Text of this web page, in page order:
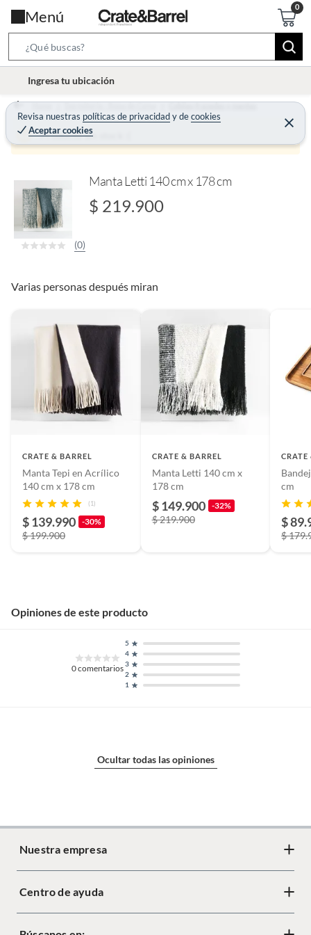
Menú
e
r
c
B
r
t
Ingresa tu ubicación
Revisa nuestras políticas de privacidadydecookies
Aceptar cookies
C
e
r
Home Dormitorio - Ropa de Cama Cobijas,frazadas y mantas
Producto sin stock :(
Manta Letti 140 cm x 178 cm
$ 219.900
(0)
Varias personas después miran
CRATE & BARREL
Manta Tepi en Acrílico
140 cm x 178 cm
(1)
$ 139.990 -30%
$ 199.900
CRATE & BARREL
Manta Letti 140 cm x
178 cm
$ 149.900 -32%
$ 219.900
CRATE
cm
$
$
Opiniones de este producto
0comentarios
1
2
3
4
5
Ocultar todas las opiniones
Nuestra empresa
Acerca de Crate
Centro de ayuda